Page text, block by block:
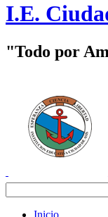
I.E.
"Todo por
Inicio